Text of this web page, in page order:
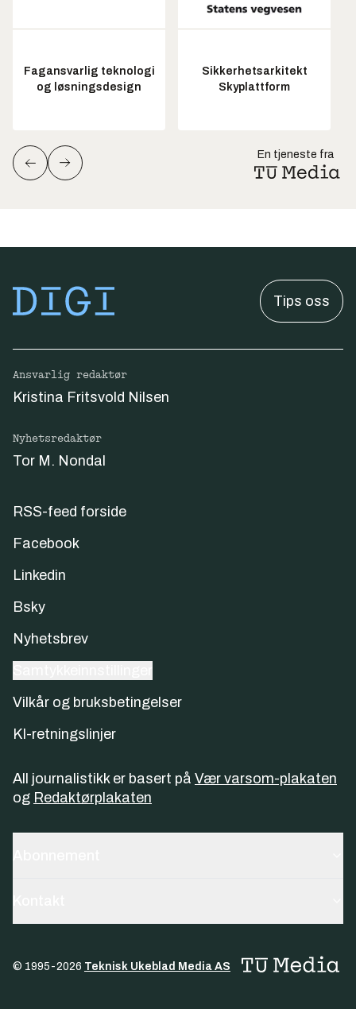
Fagansvarlig teknologi
og løsningsdesign
Sikkerhetsarkitekt
Skyplattform
En tjeneste fra
Tips oss
Ansvarlig redaktør
Kristina Fritsvold Nilsen
Nyhetsredaktør
Tor M. Nondal
RSS-feed forside
Facebook
Linkedin
Bsky
Nyhetsbrev
Vilkår og bruksbetingelser
KI-retningslinjer
All journalistikk er basert på Vær varsom-plakaten
og Redaktørplakaten
© 1995-2026 Teknisk Ukeblad Media AS